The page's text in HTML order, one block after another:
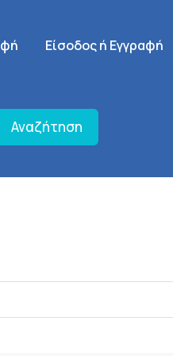
SignUp Menu
Είσοδος ή Εγγραφή
Αναζήτηση